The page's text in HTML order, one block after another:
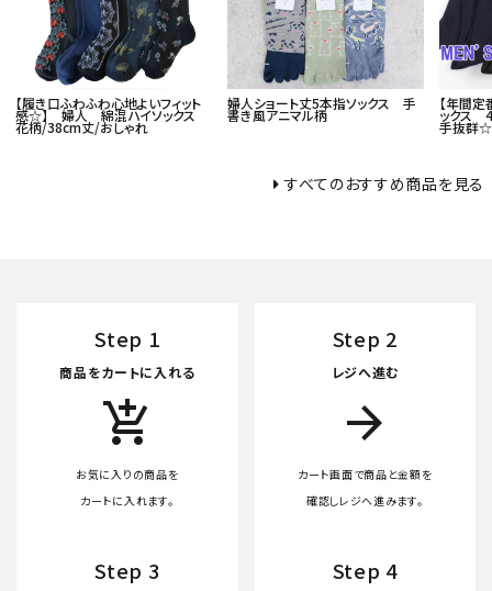
schedule
【履き口ふわふわ心地よいフィット
感☆】 婦人 綿混ハイソックス
花柄/38cm丈/おしゃれ
婦人ショート丈5本指ソックス 手
書き風アニマル柄
【年間
ックス
手抜群☆
すべてのおすすめ商品を見る
Step 1
商品をカートに入れる
add_shopping_cart
お気に入りの商品を
カートに入れます。
Step 2
レジへ進む
arrow_forward
カート画面で商品と金額を
確認しレジへ進みます。
Step 3 Step 4